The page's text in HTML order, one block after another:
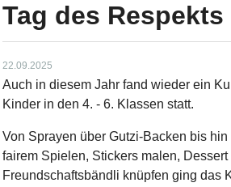
Tag des Respekts
22.09.2025
Auch in diesem Jahr fand wieder ein
Kinder in den 4. - 6. Klassen statt.
Von Sprayen über Gutzi-Backen bis
fairem Spielen, Stickers malen,
Freundschaftsbändli knüpfen ging das